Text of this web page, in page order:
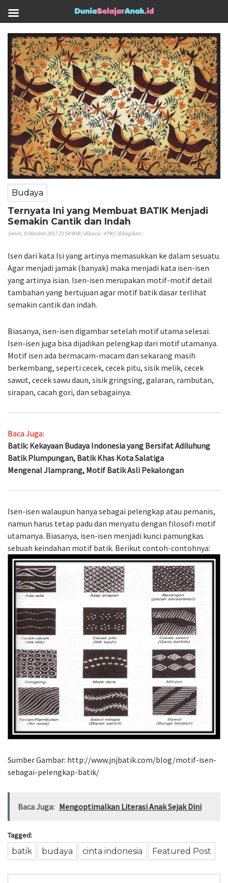
Budaya
Ternyata Ini yang Membuat BATIK Menjadi
Semakin Cantik dan Indah
Senin, 9 Oktober 2017 23:54 WIB | dibaca : 4790 | dibagikan :
Isen dari kata Isi yang artinya memasukkan ke dalam sesuatu.
Agar menjadi jamak (banyak) maka menjadi kata isen-isen
yang artinya isian. Isen-isen merupakan motif-motif detail
tambahan yang bertujuan agar motif batik dasar terlihat
semakin cantik dan indah.
Biasanya, isen-isen digambar setelah motif utama selesai.
Isen-isen juga bisa dijadikan pelengkap dari motif utamanya.
Motif isen ada bermacam-macam dan sekarang masih
berkembang, seperti cecek, cecek pitu, sisik melik, cecek
sawut, cecek sawu daun, sisik gringsing, galaran, rambutan,
sirapan, cacah gori, dan sebagainya.
Baca Juga:
Batik: Kekayaan Budaya Indonesia yang Bersifat Adiluhung
Batik Plumpungan, Batik Khas Kota Salatiga
Mengenal Jlamprang, Motif Batik Asli Pekalongan
Isen-isen walaupun hanya sebagai pelengkap atau pemanis,
namun harus tetap padu dan menyatu dengan filosofi motif
utamanya. Biasanya, isen-isen menjadi kunci pamungkas
sebuah keindahan motif batik. Berikut contoh-contohnya:
Sumber Gambar: http://www.jnjbatik.com/blog/motif-isen-
sebagai-pelengkap-batik/
Baca Juga: Mengoptimalkan Literasi Anak Sejak Dini
Tagged:
batik budaya cinta indonesia Featured Post